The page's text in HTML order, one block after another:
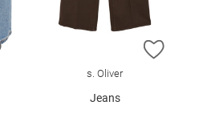
ZUR WUNSCHLISTE HINZUFÜGEN
ZUR
s. Oliver
Jeans